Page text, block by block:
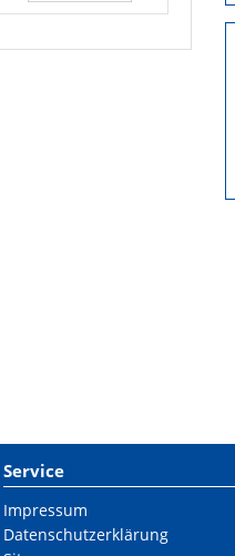
Service
Impressum
Datenschutzerklärung